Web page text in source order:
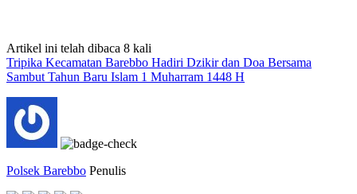
Artikel ini telah dibaca 8 kali
Tripika Kecamatan Barebbo Hadiri Dzikir dan Doa Bersama
Sambut Tahun Baru Islam 1 Muharram 1448 H
Polsek Barebbo Penulis